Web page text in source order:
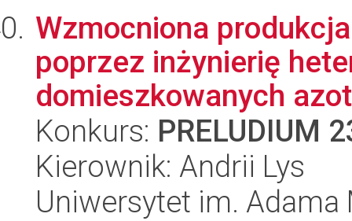
Wzmocniona
poprzez inżynierię
domieszkowanych
Konkurs: PRELUDIUM
Kierownik: Andrii Lys
Uniwersytet im.